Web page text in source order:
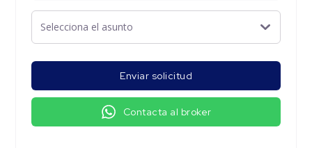
Enviar solicitud
Contacta al broker